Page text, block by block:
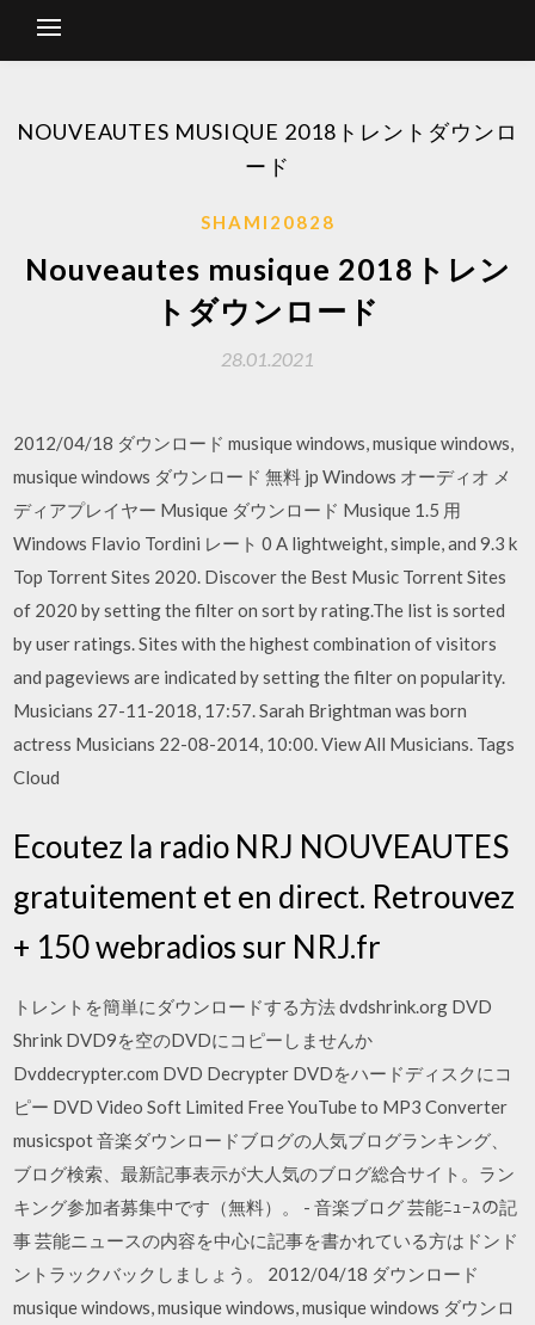
NOUVEAUTES MUSIQUE 2018トレントダウンロ
ード
SHAMI20828
Nouveautes musique 2018トレン
トダウンロード
28.01.2021
2012/04/18 ダウンロード musique windows, musique windows,
musique windows ダウンロード 無料 jp Windows オーディオ メ
ディアプレイヤー Musique ダウンロード Musique 1.5 用
Windows Flavio Tordini レート 0 A lightweight, simple, and 9.3 k
Top Torrent Sites 2020. Discover the Best Music Torrent Sites
of 2020 by setting the filter on sort by rating.The list is sorted
by user ratings. Sites with the highest combination of visitors
and pageviews are indicated by setting the filter on popularity.
Musicians 27-11-2018, 17:57. Sarah Brightman was born
actress Musicians 22-08-2014, 10:00. View All Musicians. Tags
Cloud
Ecoutez la radio NRJ NOUVEAUTES
gratuitement et en direct. Retrouvez
+ 150 webradios sur NRJ.fr
トレントを簡単にダウンロードする方法 dvdshrink.org DVD
Shrink DVD9を空のDVDにコピーしませんか
Dvddecrypter.com DVD Decrypter DVDをハードディスクにコ
ピー DVD Video Soft Limited Free YouTube to MP3 Converter
musicspot 音楽ダウンロードブログの人気ブログランキング、
ブログ検索、最新記事表示が大人気のブログ総合サイト。ラン
キング参加者募集中です（無料）。 - 音楽ブログ 芸能ﾆｭｰｽの記
事 芸能ニュースの内容を中心に記事を書かれている方はドンド
ントラックバックしましょう。 2012/04/18 ダウンロード
musique windows, musique windows, musique windows ダウンロ